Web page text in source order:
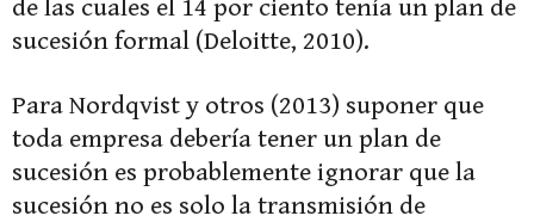
de las cuales el 14 por ciento tenía un plan de
sucesión formal (Deloitte, 2010).
Para Nordqvist y otros (2013) suponer que
toda empresa debería tener un plan de
sucesión es probablemente ignorar que la
sucesión no es solo la transmisión de